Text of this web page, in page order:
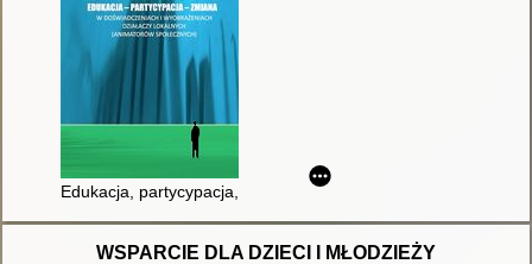
Edukacja, partycypacja, zmiana w doświadczeniach i
WSPARCIE DLA DZIECI I MŁODZIEŻY